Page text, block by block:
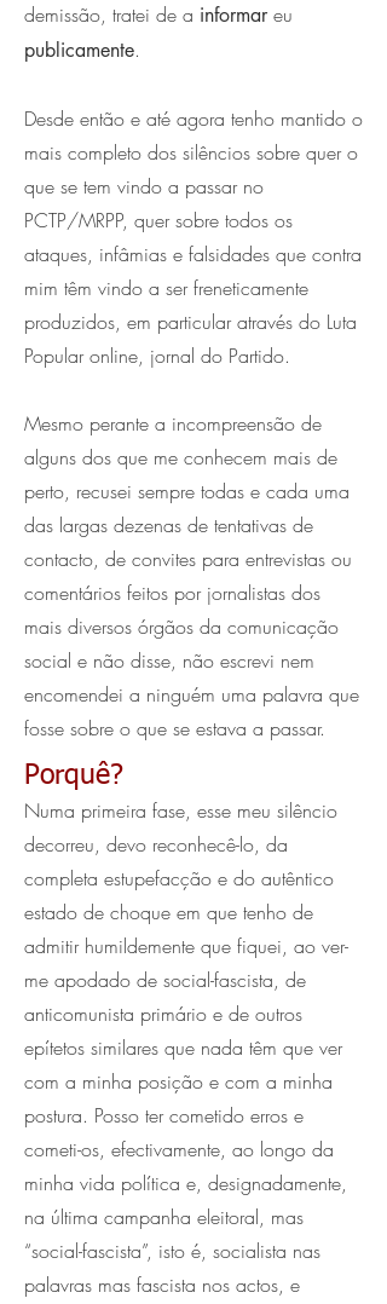
demissão, tratei de a informar eu
publicamente.
Desde então e até agora tenho mantido o
mais completo dos silêncios sobre quer o
que se tem vindo a passar no
PCTP/MRPP, quer sobre todos os
ataques, infâmias e falsidades que contra
mim têm vindo a ser freneticamente
produzidos, em particular através do Luta
Popular online, jornal do Partido.
Mesmo perante a incompreensão de
alguns dos que me conhecem mais de
perto, recusei sempre todas e cada uma
das largas dezenas de tentativas de
contacto, de convites para entrevistas ou
comentários feitos por jornalistas dos
mais diversos órgãos da comunicação
social e não disse, não escrevi nem
encomendei a ninguém uma palavra que
fosse sobre o que se estava a passar.
Porquê?
Numa primeira fase, esse meu silêncio
decorreu, devo reconhecê-lo, da
completa estupefacção e do autêntico
estado de choque em que tenho de
admitir humildemente que fiquei, ao ver-
me apodado de social-fascista, de
anticomunista primário e de outros
epítetos similares que nada têm que ver
com a minha posição e com a minha
postura. Posso ter cometido erros e
cometi-os, efectivamente, ao longo da
minha vida política e, designadamente,
na última campanha eleitoral, mas
“social-fascista”, isto é, socialista nas
palavras mas fascista nos actos, e